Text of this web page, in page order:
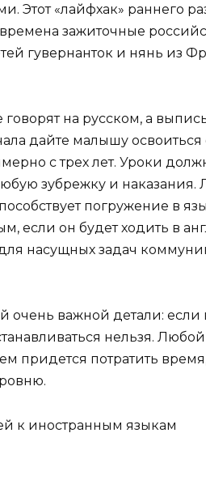
Этот «лайфхак» раннего
зажиточные
гувернанток и нянь из
на русском, а
дайте малышу
с трех лет. Уроки
зубрежку и
погружение в
если он будет ходить в
насущных задач
очень важной детали:
нельзя.
придется потратить